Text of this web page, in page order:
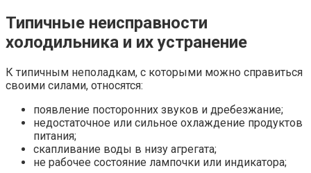
Типичные неисправности
холодильника и их устранение
К типичным неполадкам, с которыми можно справиться
своими силами, относятся:
появление посторонних звуков и дребезжание;
недостаточное или сильное охлаждение продуктов
питания;
скапливание воды в низу агрегата;
не рабочее состояние лампочки или индикатора;